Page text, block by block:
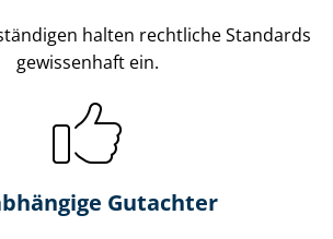
halten rechtliche Standards
gewissenhaft ein.
Gutachter